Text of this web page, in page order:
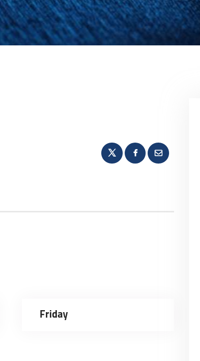
Friday